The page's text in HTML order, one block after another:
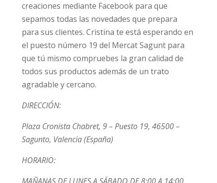
creaciones mediante Facebook para que
sepamos todas las novedades que prepara
para sus clientes. Cristina te está esperando en
el puesto número 19 del Mercat Sagunt para
que tú mismo compruebes la gran calidad de
todos sus productos además de un trato
agradable y cercano.
DIRECCIÓN:
Plaza Cronista Chabret, 9 – Puesto 19, 46500 –
Sagunto, Valencia (España)
HORARIO: